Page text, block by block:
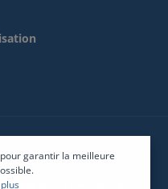
garantir la meilleure